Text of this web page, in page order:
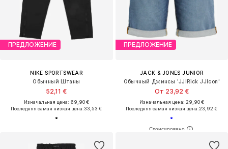
ПРЕДЛОЖЕНИЕ
NIKE SPORTSWEAR
Обычный Штаны
52,11 €
Изначальная цена: 69,90 €
Последняя самая низкая цена:33,53 €
ПРЕДЛОЖЕНИЕ
JACK & JONES JUNIOR
Обычный Джинсы 'JJIRick JJIcon'
От 23,92 €
Изначальная цена: 29,90 €
Последняя самая низкая цена:23,92 €